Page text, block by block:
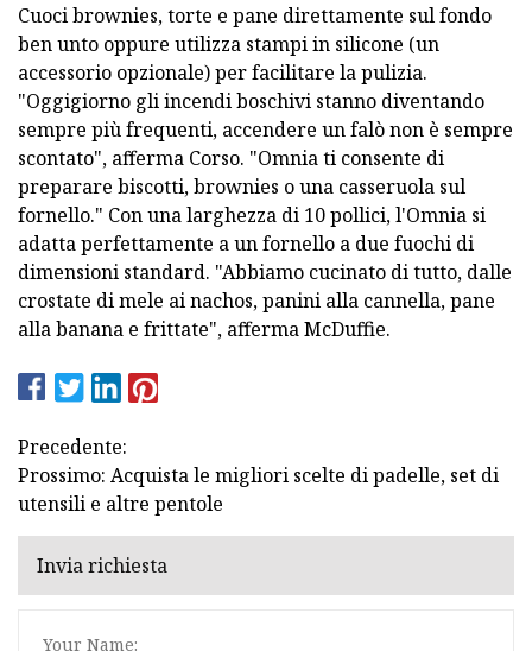
Cuoci brownies, torte e pane direttamente sul fondo
ben unto oppure utilizza stampi in silicone (un
accessorio opzionale) per facilitare la pulizia.
"Oggigiorno gli incendi boschivi stanno diventando
sempre più frequenti, accendere un falò non è sempre
scontato", afferma Corso. "Omnia ti consente di
preparare biscotti, brownies o una casseruola sul
fornello." Con una larghezza di 10 pollici, l'Omnia si
adatta perfettamente a un fornello a due fuochi di
dimensioni standard. "Abbiamo cucinato di tutto, dalle
crostate di mele ai nachos, panini alla cannella, pane
alla banana e frittate", afferma McDuffie.
Precedente:
Prossimo: Acquista le migliori scelte di padelle, set di
utensili e altre pentole
Invia richiesta